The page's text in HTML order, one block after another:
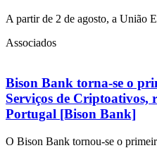
A partir de 2 de agosto, a União
Associados
Bison Bank torna-se o
Serviços de Criptoativos,
Portugal [Bison Bank]
O Bison Bank tornou-se o